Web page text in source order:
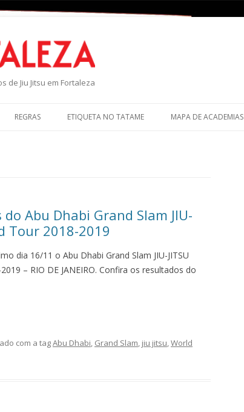
de Jiu Jitsu em Fortaleza
REGRAS ETIQUETA NO TATAME MAPA DE ACADEMIAS
do Abu Dhabi Grand Slam JIU-
Tour 2018-2019
dia 16/11 o Abu Dhabi Grand Slam JIU-JITSU
– RIO DE JANEIRO. Confira os resultados do
com a tagAbu Dhabi, Grand Slam, jiu jitsu,World